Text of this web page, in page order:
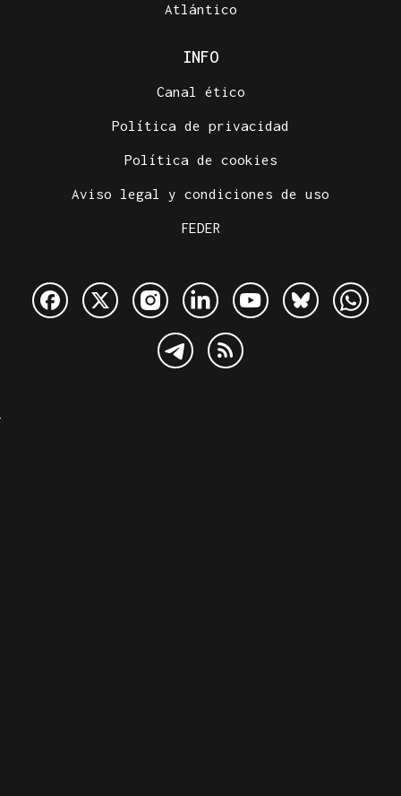
Atlántico
INFO
Canal ético
Política de privacidad
Política de cookies
Aviso legal y condiciones de uso
FEDER